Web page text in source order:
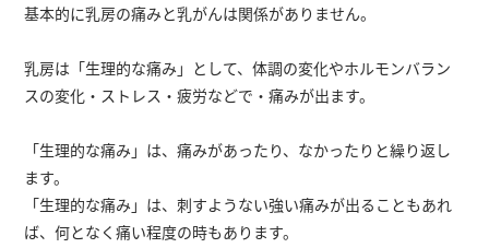
基本的に乳房の痛みと乳がんは関係がありません。
乳房は「生理的な痛み」として、体調の変化やホルモンバラン
スの変化・ストレス・疲労などで・痛みが出ます。
「生理的な痛み」は、痛みがあったり、なかったりと繰り返し
ます。
「生理的な痛み」は、刺すようない強い痛みが出ることもあれ
ば、何となく痛い程度の時もあります。